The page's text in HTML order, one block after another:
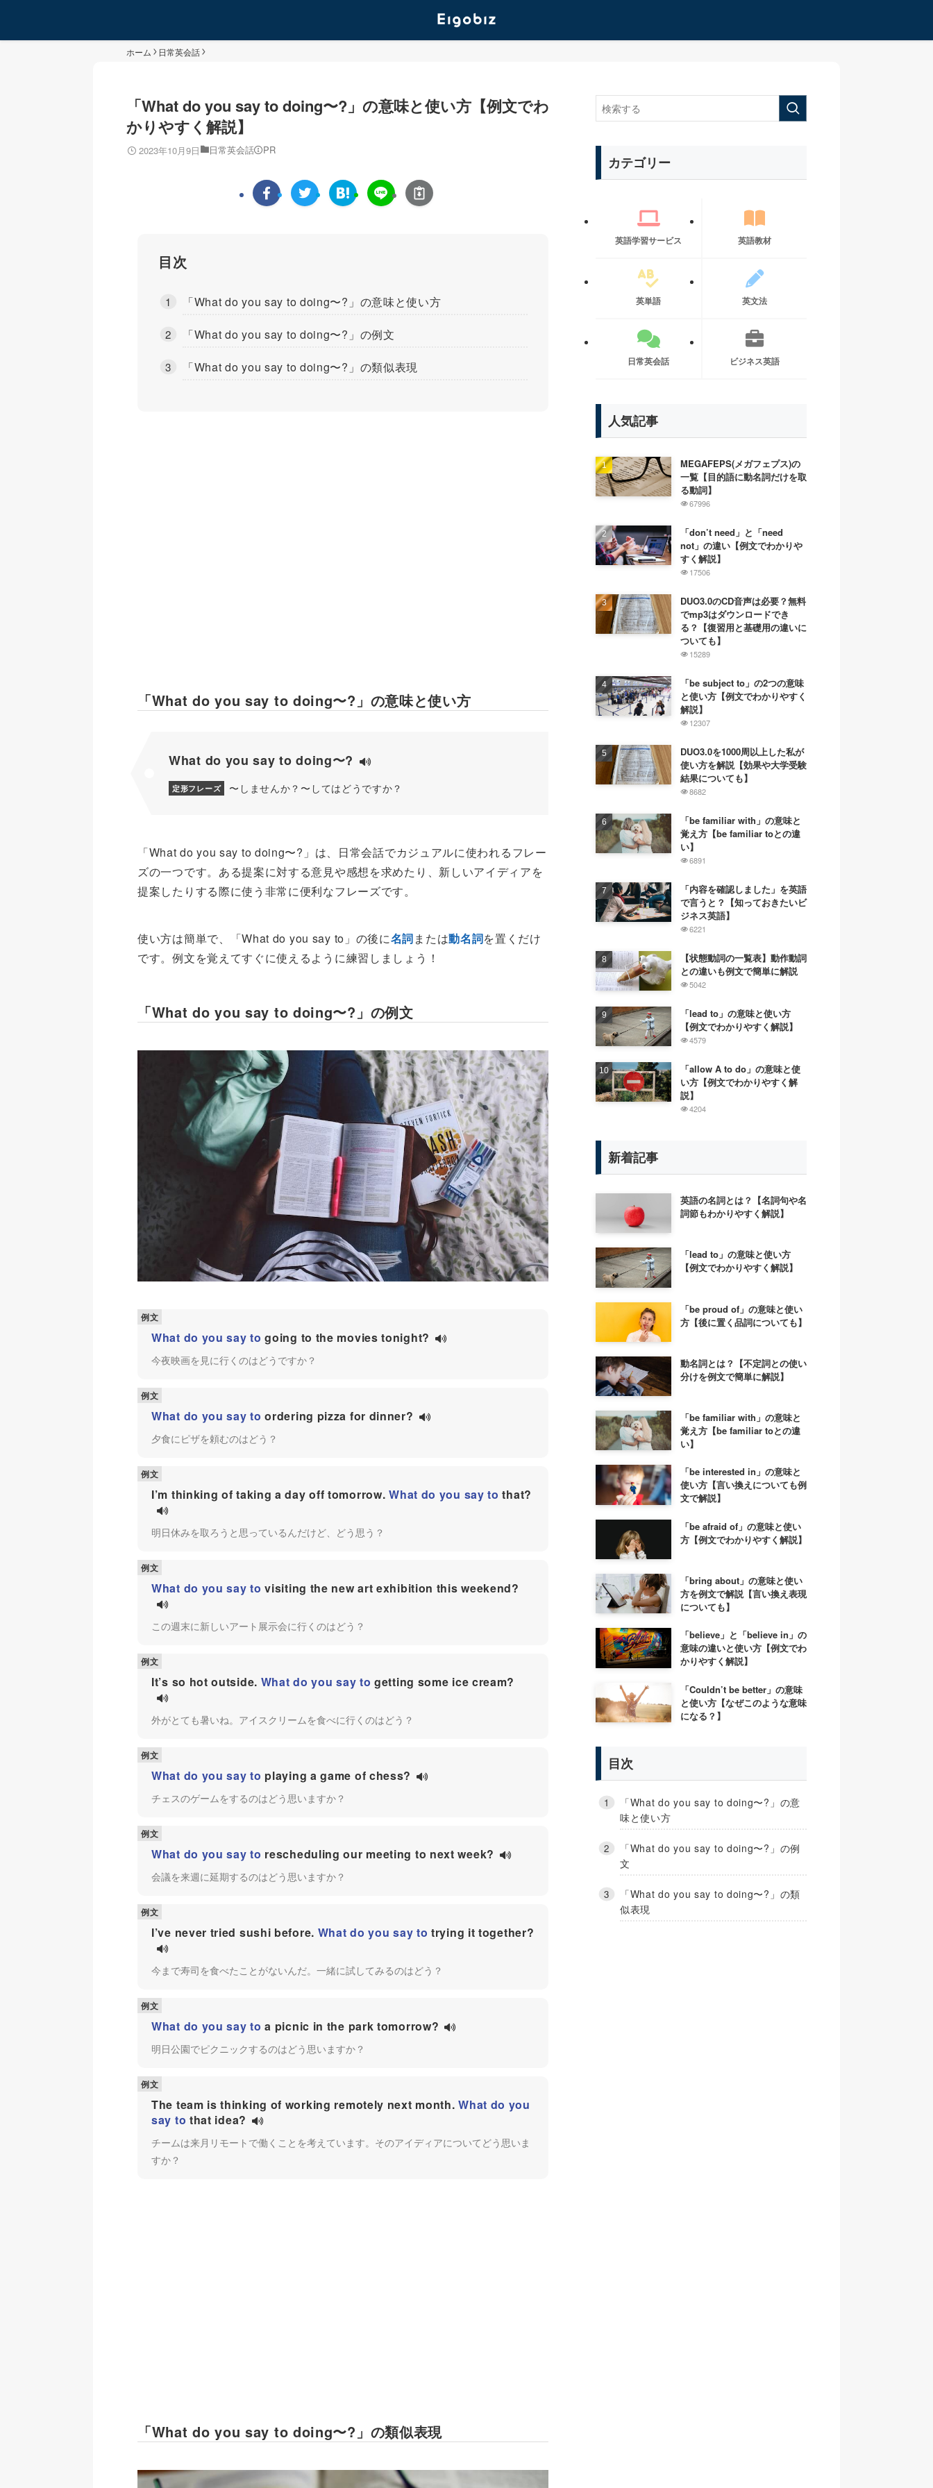
ホーム 日常英会話
「What do you say to doing〜?」の意味と使い方【例文でわ
かりやすく解説】
2023年10月9日 日常英会話 PR
目次
「What do you say to doing〜?」の意味と使い方
「What do you say to doing〜?」の例文
「What do you say to doing〜?」の類似表現
「What do you say to doing〜?」の意味と使い方
What do you say to doing〜?
定形フレーズ 〜しませんか？〜してはどうですか？
「What do you say to doing〜?」は、日常会話でカジュアルに使われるフレー
ズの一つです。ある提案に対する意見や感想を求めたり、新しいアイディアを
提案したりする際に使う非常に便利なフレーズです。
使い方は簡単で、「What do you say to」の後に名詞または動名詞を置くだけ
です。例文を覚えてすぐに使えるように練習しましょう！
「What do you say to doing〜?」の例文
What do you say to going to the movies tonight?
今夜映画を見に行くのはどうですか？
What do you say to ordering pizza for dinner?
夕食にピザを頼むのはどう？
I’m thinking of taking a day off tomorrow.What do you say to that?
明日休みを取ろうと思っているんだけど、どう思う？
What do you say to visiting the new art exhibition this weekend?
この週末に新しいアート展示会に行くのはどう？
It’s so hot outside. What do you say to getting some ice cream?
外がとても暑いね。アイスクリームを食べに行くのはどう？
What do you say to playing a game of chess?
チェスのゲームをするのはどう思いますか？
What do you say to rescheduling our meeting to next week?
会議を来週に延期するのはどう思いますか？
I’ve never tried sushi before. What do you say to trying it together?
今まで寿司を食べたことがないんだ。一緒に試してみるのはどう？
What do you say to a picnic in the park tomorrow?
明日公園でピクニックするのはどう思いますか？
The team is thinking of working remotely next month.What do you
say to that idea?
チームは来月リモートで働くことを考えています。そのアイディアについてどう思いま
すか？
「What do you say to doing〜?」の類似表現
カテゴリー
英語学習サービス 英語教材
英単語 英文法
日常英会話 ビジネス英語
人気記事
MEGAFEPS(メガフェプス)の
一覧【目的語に動名詞だけを取
る動詞】
67996
「don’t need」と「need
not」の違い【例文でわかりや
すく解説】
17506
DUO3.0のCD音声は必要？無料
でmp3はダウンロードでき
る？【復習用と基礎用の違いに
ついても】
15289
「be subject to」の2つの意味
と使い方【例文でわかりやすく
解説】
12307
DUO3.0を1000周以上した私が
使い方を解説【効果や大学受験
結果についても】
8682
「be familiar with」の意味と
覚え方【be familiar toとの違
い】
6891
「内容を確認しました」を英語
で言うと？【知っておきたいビ
ジネス英語】
6221
【状態動詞の一覧表】動作動詞
との違いも例文で簡単に解説
5042
「lead to」の意味と使い方
【例文でわかりやすく解説】
4579
「allow A to do」の意味と使
い方【例文でわかりやすく解
説】
4204
新着記事
英語の名詞とは？【名詞句や名
詞節もわかりやすく解説】
「lead to」の意味と使い方
【例文でわかりやすく解説】
「be proud of」の意味と使い
方【後に置く品詞についても】
動名詞とは？【不定詞との使い
分けを例文で簡単に解説】
「be familiar with」の意味と
覚え方【be familiar toとの違
い】
「be interested in」の意味と
使い方【言い換えについても例
文で解説】
「be afraid of」の意味と使い
方【例文でわかりやすく解説】
「bring about」の意味と使い
方を例文で解説【言い換え表現
についても】
「believe」と「believe in」の
意味の違いと使い方【例文でわ
かりやすく解説】
「Couldn’t be better」の意味
と使い方【なぜこのような意味
になる？】
目次
「What do you say to doing〜?」の意
味と使い方
「What do you say to doing〜?」の例
文
「What do you say to doing〜?」の類
似表現